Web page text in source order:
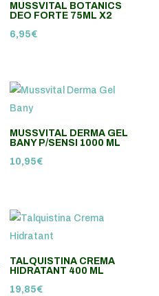
MUSSVITAL BOTANICS
DEO FORTE 75ML X2
6,95€
MUSSVITAL DERMA GEL
BANY P/SENSI 1000 ML
10,95€
TALQUISTINA CREMA
HIDRATANT 400 ML
19,85€